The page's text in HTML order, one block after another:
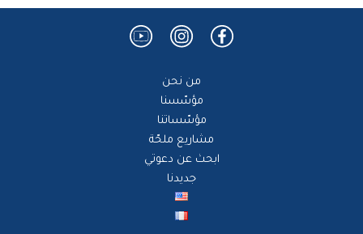
من نحن
مؤسّسنا
مؤسّساتنا
مشاريع ملحّة
ابحث عن دعوتي
جديدنا